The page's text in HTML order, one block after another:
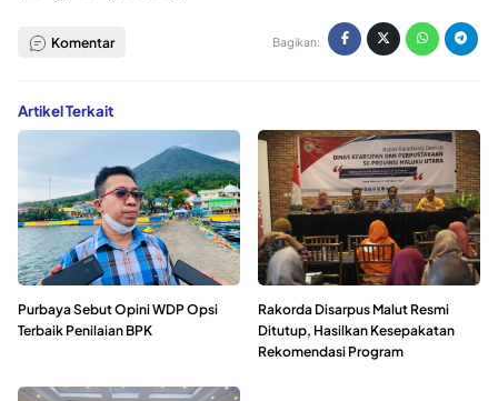
Komentar Bagikan:
Artikel Terkait
Purbaya Sebut Opini WDP Opsi
Terbaik Penilaian BPK
Rakorda Disarpus Malut Resmi
Ditutup, Hasilkan Kesepakatan
Rekomendasi Program